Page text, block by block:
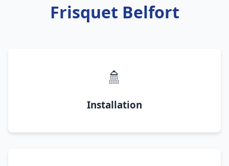
Frisquet Belfort
🚿
Installation